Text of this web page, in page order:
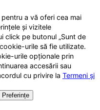
a vă oferi cea mai
și vizitele
click pe butonul „Sunt de
urile să fie utilizate.
urile opționale prin
accesării sau
cu privire la Termeni și
Preferințe